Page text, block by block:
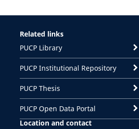
Related links
PUCP Library
PUCP Institutional Repository
PUCP Thesis
PUCP Open Data Portal
Location and contact